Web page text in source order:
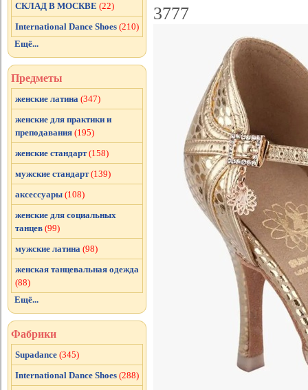
3777
СКЛАД В МОСКВЕ (22)
International Dance Shoes (210)
Ещё...
Предметы
женские латина (347)
женские для практики и
преподавания (195)
женские стандарт (158)
мужские стандарт (139)
аксессуары (108)
женские для социальных
танцев (99)
мужские латина (98)
женская танцевальная одежда
(88)
Ещё...
Фабрики
Supadance (345)
International Dance Shoes (288)